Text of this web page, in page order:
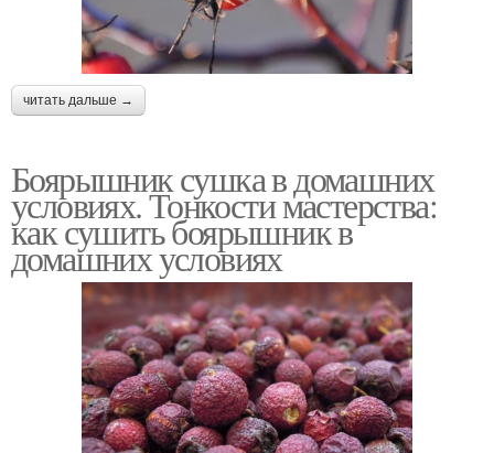
читать дальше →
Боярышник сушка в домашних
условиях. Тонкости мастерства:
как сушить боярышник в
домашних условиях